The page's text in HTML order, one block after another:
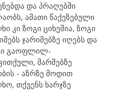
და პრაღებში
ამათი წაქეზებული
კი ზოგი ციხეშია, ზოგი
ჯარიმებზე იღებს და
გაოფლილ-
მარშებზე
- აზრზე მოდით
თქვენს ხარჯზე